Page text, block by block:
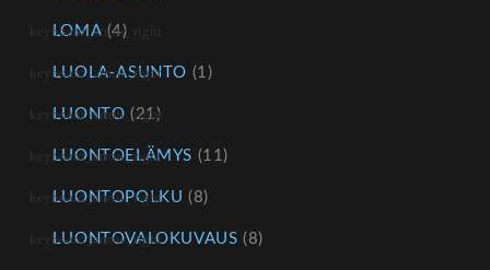
LOMA (4)
LUOLA-ASUNTO (1)
LUONTO (21)
LUONTOELÄMYS (11)
LUONTOPOLKU (8)
LUONTOVALOKUVAUS (8)